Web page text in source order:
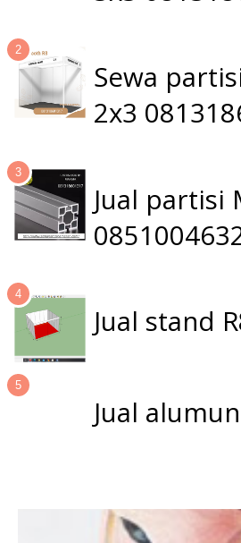
Sewa
2x3
Jual partisi
Jual stand
Jual